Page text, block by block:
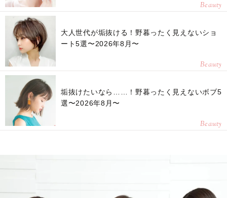
Beauty
大人世代が垢抜ける！野暮ったく見えないショ
ート5選〜2026年8月〜
Beauty
垢抜けたいなら……！野暮ったく見えないボブ5
選〜2026年8月〜
Beauty